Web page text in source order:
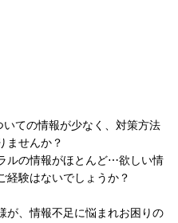
いての情報が少なく、対策方法
ませんか？
ルの情報がほとんど⋯欲しい情
経験はないでしょうか？
が、情報不足に悩まれお困りの